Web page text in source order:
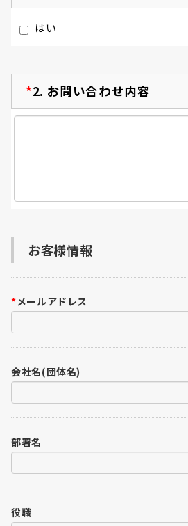
はい
*2. お問い合わせ内容
お客様情報
*メールアドレス
会社名(団体名)
部署名
役職